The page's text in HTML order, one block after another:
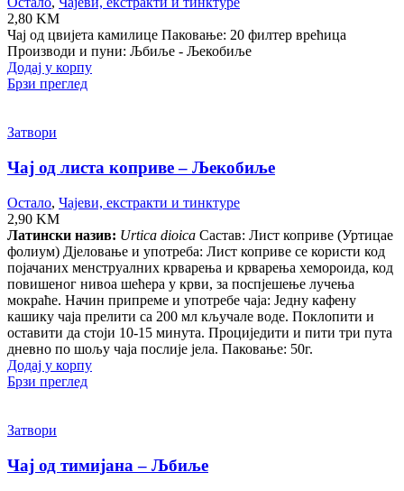
2,80 KM
Чај од цвијета камилице Паковање: 20 филтер врећица
Производи и пуни: Љбиље - Љекобиље
Додај у корпу
Брзи преглед
Затвори
Чај од листа коприве – Љекобиље
Остало, Чајеви, екстракти и тинктуре
2,90 KM
Латински назив: Urtica dioica Састав: Лист коприве (Уртицае
фолиум) Дјеловање и употреба: Лист коприве се користи код
појачаних менструалних крварења и крварења хемороида, код
повишеног нивоа шећера у крви, за поспјешење лучења
мокраће. Начин припреме и употребе чаја: Једну кафену
кашику чаја прелити са 200 мл кључале воде. Поклопити и
оставити да стоји 10-15 минута. Проциједити и пити три пута
дневно по шољу чаја послије јела. Паковање: 50г.
Додај у корпу
Брзи преглед
Затвори
Чај од тимијана – Љбиље